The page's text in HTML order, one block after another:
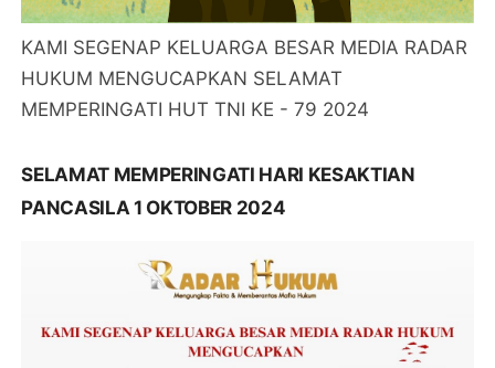
KAMI SEGENAP KELUARGA BESAR MEDIA RADAR
HUKUM MENGUCAPKAN SELAMAT
MEMPERINGATI HUT TNI KE - 79 2024
SELAMAT MEMPERINGATI HARI KESAKTIAN
PANCASILA 1 OKTOBER 2024